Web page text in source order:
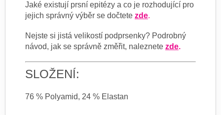
Jaké existují prsní epitézy a co je rozhodující pro
jejich správný výběr se dočtete zde.
Nejste si jistá velikostí podprsenky? Podrobný
návod, jak se správně změřit, naleznete zde.
SLOŽENÍ:
76 % Polyamid, 24 % Elastan